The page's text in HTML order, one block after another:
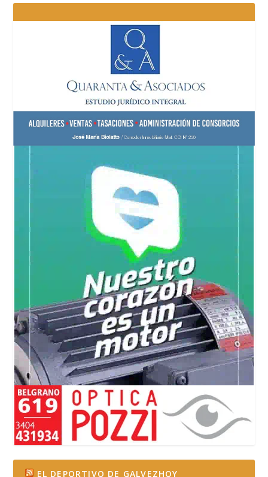
EL DEPORTIVO DE GALVEZHOY